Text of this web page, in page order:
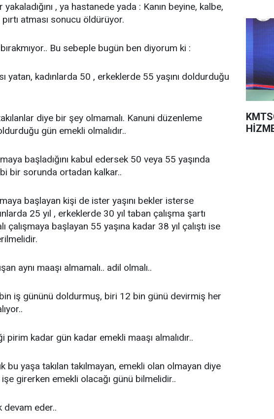
, ya hastanede yada : Kanın beyine, kalbe,
atması sonucu öldürüyor.
Bu sebeple bugün ben diyorum ki :
yatan, kadınlarda 50 , erkeklerde 55 yaşını doldurduğu
diye bir şey olmamalı. Kanuni düzenleme
gün emekli olmalıdır..
başladığını kabul edersek 50 veya 55 yaşında
bir sorunda ortadan kalkar..
başlayan kişi de ister yaşını bekler isterse
25 yıl , erkeklerde 30 yıl taban çalışma şartı
çalışmaya başlayan 55 yaşına kadar 38 yıl çalıştı ise
aynı maaşı almamalı.. adil olmalı..
iş gününü doldurmuş, biri 12 bin günü devirmiş her
kadar gün kadar emekli maaşı almalıdır..
yaşa takılan takılmayan, emekli olan olmayan diye
girerken emekli olacağı günü bilmelidir..
eder..